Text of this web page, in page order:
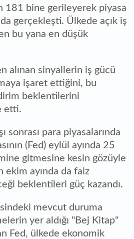
181 bine gerileyerek piyasa
gerçekleşti. Ülkede açık iş
bu yana en düşük
alınan sinyallerin iş gücü
işaret ettiğini, bu
beklentilerini
etti.
sonrası para piyasalarında
(Fed) eylül ayında 25
gitmesine kesin gözüyle
ekim ayında da faiz
beklentileri güç kazandı.
mevcut duruma
yer aldığı "Bej Kitap"
Fed, ülkede ekonomik